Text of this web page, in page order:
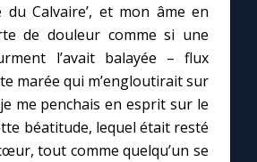
Calvaire’, et mon âme en
de douleur comme si une
l’avait balayée – flux
marée qui m’engloutirait sur
me penchais en esprit sur le
béatitude, lequel était resté
tout comme quelqu’un se